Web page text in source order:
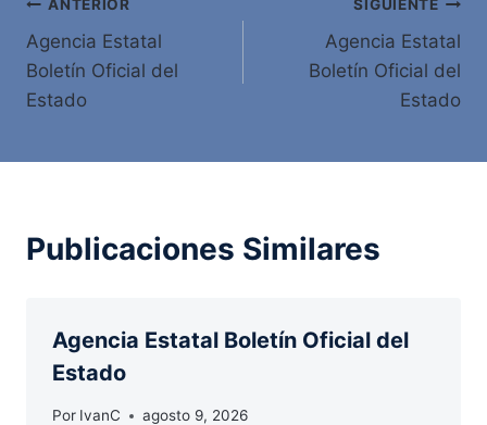
Navegación
de
entradas
ANTERIOR
Agencia Estatal
Boletín Oficial del
Estado
SIGUIENTE
Agencia Estatal
Boletín Oficial del
Estado
Publicaciones Similares
Agencia Estatal Boletín Oficial del
Estado
Por IvanC agosto 9, 2026